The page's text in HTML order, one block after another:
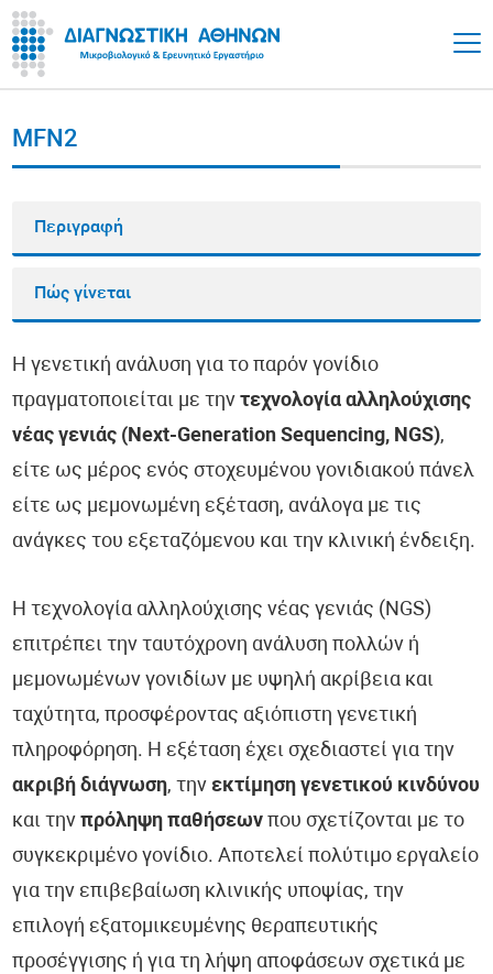
MFN2
Περιγραφή
Πώς γίνεται
Η γενετική ανάλυση για το παρόν γονίδιο
πραγματοποιείται με τηντεχνολογία αλληλούχισης
νέας γενιάς (Next-Generation Sequencing, NGS),
είτε ως μέρος ενός στοχευμένου γονιδιακού πάνελ
είτε ως μεμονωμένη εξέταση, ανάλογα με τις
ανάγκες του εξεταζόμενου και την κλινική ένδειξη.
Η τεχνολογία αλληλούχισης νέας γενιάς (NGS)
επιτρέπει την ταυτόχρονη ανάλυση πολλών ή
μεμονωμένων γονιδίων με υψηλή ακρίβεια και
ταχύτητα, προσφέροντας αξιόπιστη γενετική
πληροφόρηση. Η εξέταση έχει σχεδιαστεί για την
ακριβή διάγνωση, τηνεκτίμηση γενετικού κινδύνου
και τηνπρόληψη παθήσεων που σχετίζονται με το
συγκεκριμένο γονίδιο. Αποτελεί πολύτιμο εργαλείο
για την επιβεβαίωση κλινικής υποψίας, την
επιλογή εξατομικευμένης θεραπευτικής
προσέγγισης ή για τη λήψη αποφάσεων σχετικά με